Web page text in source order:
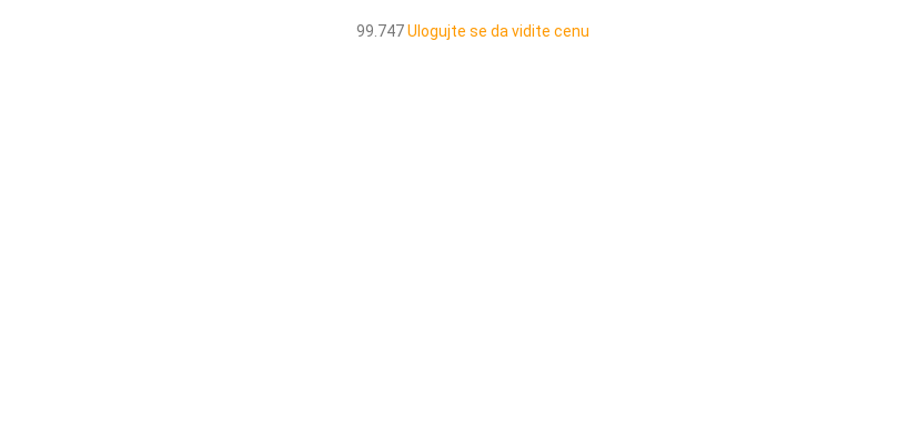
99.747Ulogujte se da vidite cenu